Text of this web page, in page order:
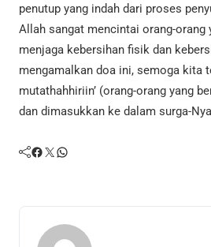
penutup yang indah dari proses
Allah sangat mencintai orang-orang
menjaga kebersihan fisik dan
mengamalkan doa ini, semoga kita
mutathahhiriin’ (orang-orang yang
dan dimasukkan ke dalam surga-
Facebook Twitter WhatsApp